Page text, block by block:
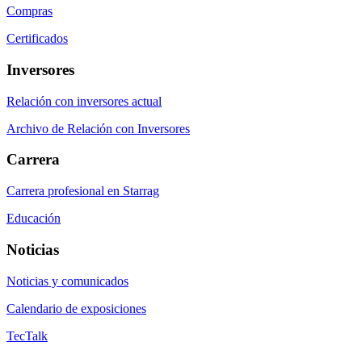
Compras
Certificados
Inversores
Relación con inversores actual
Archivo de Relación con Inversores
Carrera
Carrera profesional en Starrag
Educación
Noticias
Noticias y comunicados
Calendario de exposiciones
TecTalk